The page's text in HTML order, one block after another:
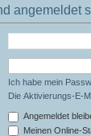
angemeldet
Ich habe mein
Die Aktivierungs-E-
Angemeldet
Meinen Online-